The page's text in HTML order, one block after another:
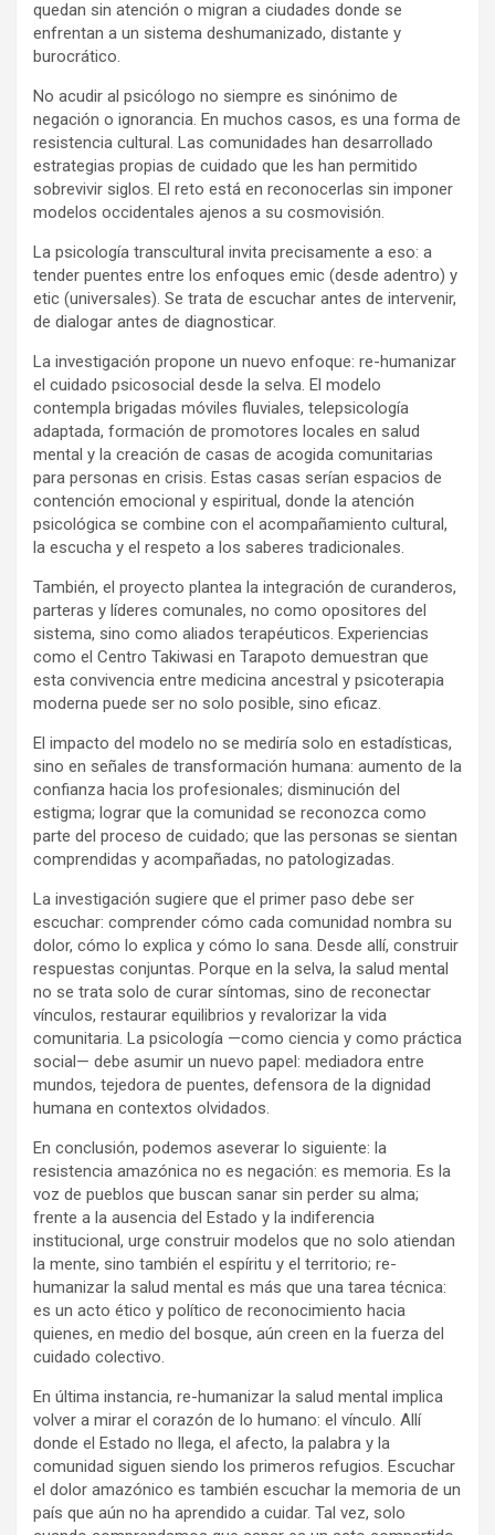
quedan sin atención o migran a ciudades donde se
enfrentan a un sistema deshumanizado, distante y
burocrático.
No acudir al psicólogo no siempre es sinónimo de
negación o ignorancia. En muchos casos, es una forma de
resistencia cultural. Las comunidades han desarrollado
estrategias propias de cuidado que les han permitido
sobrevivir siglos. El reto está en reconocerlas sin imponer
modelos occidentales ajenos a su cosmovisión.
La psicología transcultural invita precisamente a eso: a
tender puentes entre los enfoques emic (desde adentro) y
etic (universales). Se trata de escuchar antes de intervenir,
de dialogar antes de diagnosticar.
La investigación propone un nuevo enfoque: re-humanizar
el cuidado psicosocial desde la selva. El modelo
contempla brigadas móviles fluviales, telepsicología
adaptada, formación de promotores locales en salud
mental y la creación de casas de acogida comunitarias
para personas en crisis. Estas casas serían espacios de
contención emocional y espiritual, donde la atención
psicológica se combine con el acompañamiento cultural,
la escucha y el respeto a los saberes tradicionales.
También, el proyecto plantea la integración de curanderos,
parteras y líderes comunales, no como opositores del
sistema, sino como aliados terapéuticos. Experiencias
como el Centro Takiwasi en Tarapoto demuestran que
esta convivencia entre medicina ancestral y psicoterapia
moderna puede ser no solo posible, sino eficaz.
El impacto del modelo no se mediría solo en estadísticas,
sino en señales de transformación humana: aumento de la
confianza hacia los profesionales; disminución del
estigma; lograr que la comunidad se reconozca como
parte del proceso de cuidado; que las personas se sientan
comprendidas y acompañadas, no patologizadas.
La investigación sugiere que el primer paso debe ser
escuchar: comprender cómo cada comunidad nombra su
dolor, cómo lo explica y cómo lo sana. Desde allí, construir
respuestas conjuntas. Porque en la selva, la salud mental
no se trata solo de curar síntomas, sino de reconectar
vínculos, restaurar equilibrios y revalorizar la vida
comunitaria. La psicología —como ciencia y como práctica
social— debe asumir un nuevo papel: mediadora entre
mundos, tejedora de puentes, defensora de la dignidad
humana en contextos olvidados.
En conclusión, podemos aseverar lo siguiente: la
resistencia amazónica no es negación: es memoria. Es la
voz de pueblos que buscan sanar sin perder su alma;
frente a la ausencia del Estado y la indiferencia
institucional, urge construir modelos que no solo atiendan
la mente, sino también el espíritu y el territorio; re-
humanizar la salud mental es más que una tarea técnica:
es un acto ético y político de reconocimiento hacia
quienes, en medio del bosque, aún creen en la fuerza del
cuidado colectivo.
En última instancia, re-humanizar la salud mental implica
volver a mirar el corazón de lo humano: el vínculo. Allí
donde el Estado no llega, el afecto, la palabra y la
comunidad siguen siendo los primeros refugios. Escuchar
el dolor amazónico es también escuchar la memoria de un
país que aún no ha aprendido a cuidar. Tal vez, solo